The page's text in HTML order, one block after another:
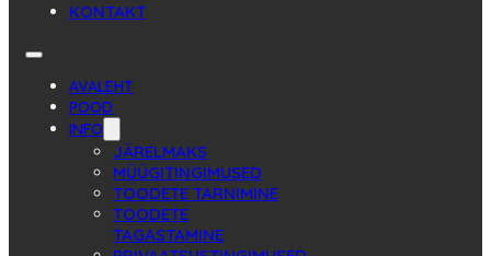
KONTAKT
AVALEHT
POOD
INFO
JÄRELMAKS
MÜÜGITINGIMUSED
TOODETE TARNIMINE
TOODETE
TAGASTAMINE